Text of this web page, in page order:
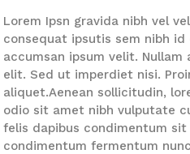
Lorem Ipsn gravida nibh vel
consequat ipsutis sem nibh
accumsan ipsum velit.
elit. Sed ut imperdiet nisi.
aliquet.Aenean sollicitudin,
odio sit amet nibh vulputate
felis dapibus condimentum
condimentum fermentum nunc